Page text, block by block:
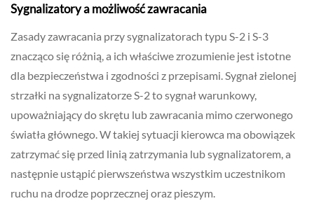
Sygnalizatory a możliwość zawracania
Zasady zawracania przy sygnalizatorach typu S-2 i S-3
znacząco się różnią, a ich właściwe zrozumienie jest istotne
dla bezpieczeństwa i zgodności z przepisami. Sygnał zielonej
strzałki na sygnalizatorze S-2 to sygnał warunkowy,
upoważniający do skrętu lub zawracania mimo czerwonego
światła głównego. W takiej sytuacji kierowca ma obowiązek
zatrzymać się przed linią zatrzymania lub sygnalizatorem, a
następnie ustąpić pierwszeństwa wszystkim uczestnikom
ruchu na drodze poprzecznej oraz pieszym.